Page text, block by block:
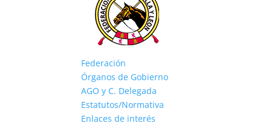
Federación
Órganos de Gobierno
AGO y C. Delegada
Estatutos/Normativa
Enlaces de interés